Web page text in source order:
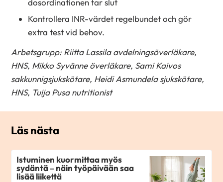
dosordinationen tar slut
Kontrollera INR-värdet regelbundet och gör
extra test vid behov.
Arbetsgrupp: Riitta Lassila avdelningsöverläkare,
HNS, Mikko Syvänne överläkare, Sami Kaivos
sakkunnigsjukskötare, Heidi Asmundela sjukskötare,
HNS, Tuija Pusa nutritionist
Läs nästa
Istuminen kuormittaa myös
sydäntä – näin työpäivään saa
lisää liikettä